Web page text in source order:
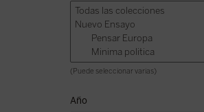
(Puede seleccionar varias)
Año